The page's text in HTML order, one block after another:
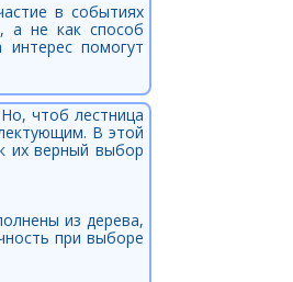
в событиях
а не как способ
помогут
чтоб лестница
В этой
их верный выбор
из дерева,
при выборе